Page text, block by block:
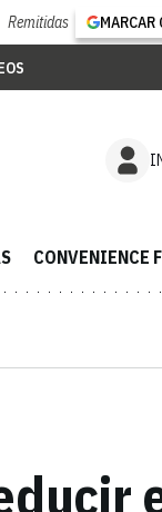
Remitidas MARCAR
CONVENIENCE